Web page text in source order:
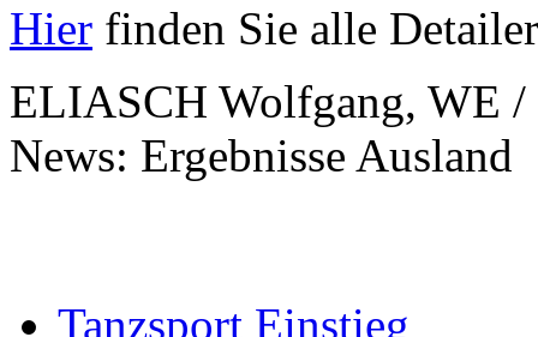
Hier finden Sie alle
ELIASCH Wolfgang, WE /
News: Ergebnisse Ausland
Tanzsport Einstieg